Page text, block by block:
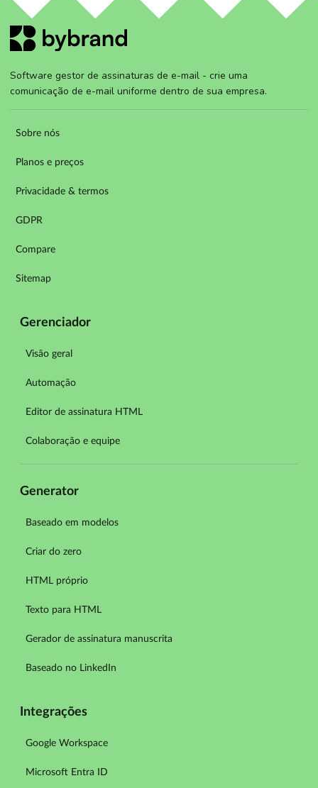
Software gestor de assinaturas de e-mail - crie uma
comunicação de e-mail uniforme dentro de sua empresa.
Sobre nós
Planos e preços
Privacidade & termos
GDPR
Compare
Sitemap
Gerenciador
Visão geral
Automação
Editor de assinatura HTML
Colaboração e equipe
Generator
Baseado em modelos
Criar do zero
HTML próprio
Texto para HTML
Gerador de assinatura manuscrita
Baseado no LinkedIn
Integrações
Google Workspace
Microsoft Entra ID